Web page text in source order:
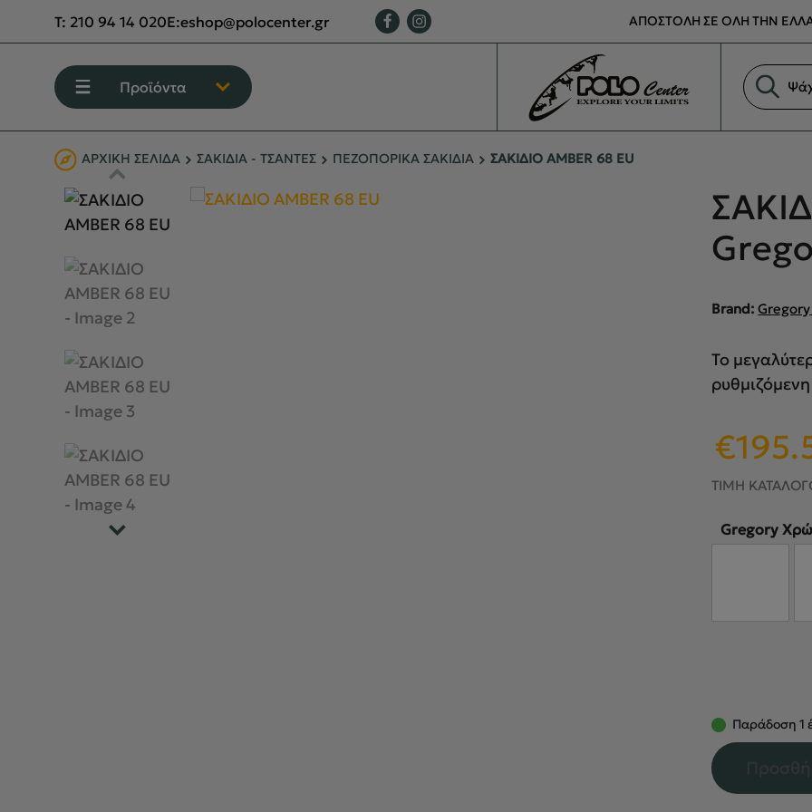
T: 210 94 14 020E:eshop@polocenter.gr ΑΠΟΣΤΟΛΗ ΣΕ ΟΛΗ ΤΗΝ
Προϊόντα
ΕΝΔΥΣΗ
ΥΠΟΔΗΣΗ
ΟΡΕΙΒΑΣΙΑ - ΧΕΙΜΕΡΙΝΟ ΒΟΥΝΟ
ΑΝΑΡΡΙΧΗΣΗ
CAMPING
ΣΑΚΙΔΙΑ - ΤΣΑΝΤΕΣ
ΤΑΞΙΔΙ - ΠΟΛΗ
BACK2SCHOOL
ΑΡΧΙΚΉ ΣΕΛΊΔΑ ΣΑΚΙΔΙΑ - ΤΣΑΝΤΕΣ ΠΕΖΟΠΟΡΙΚΑ ΣΑΚΙΔΙΑ ΣΑΚΙΔΙΟ AMBER 68 EU
Brand:
Το
Original
price
was:
€
ΤΙΜΗ
Gregory
Παράδοση 1